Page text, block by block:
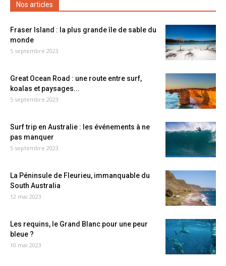
Nos articles
Fraser Island : la plus grande île de sable du
monde
5 septembre 2023
Great Ocean Road : une route entre surf,
koalas et paysages...
5 septembre 2023
Surf trip en Australie : les événements à ne
pas manquer
5 septembre 2023
La Péninsule de Fleurieu, immanquable du
South Australia
12 mai 2023
Les requins, le Grand Blanc pour une peur
bleue ?
10 mai 2023